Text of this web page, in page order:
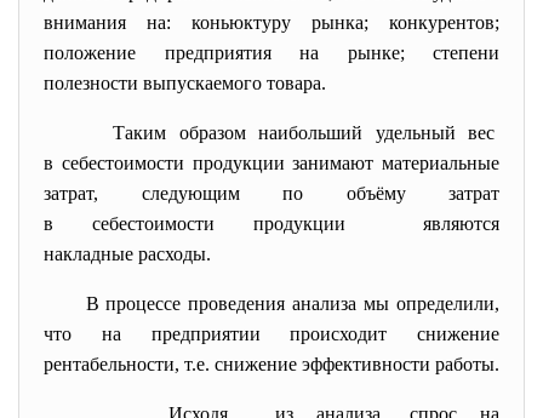
внимания на: коньюктуру рынка; конкурентов;
положение предприятия на рынке; степени
полезности выпускаемого товара.
Таким образом наибольший удельный вес
в себестоимости продукциизанимают материальные
затрат, следующим по объёму затрат
в себестоимости продукции являются
накладные расходы.
В процессе проведения анализа мы определили,
что на предприятии происходит снижение
рентабельности, т.е. снижение эффективности работы.
Исходя из анализа, спрос на